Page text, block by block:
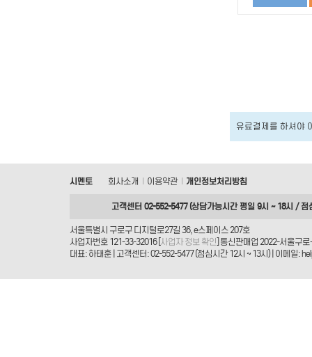
유료결제를 하셔야
시멘토 회사소개 이용약관 개인정보처리방침
고객센터 02-552-5477 (상담가능시간 평일 9시 ~ 18시 / 점
서울특별시 구로구 디지털로27길 36, e스페이스 207호
사업자번호 121-33-32016 [ 사업자 정보 확인 ] 통신판매업 2022-서울구
대표: 하태훈 | 고객센터: 02-552-5477 (점심시간 12시 ~ 13시) | 이메일: